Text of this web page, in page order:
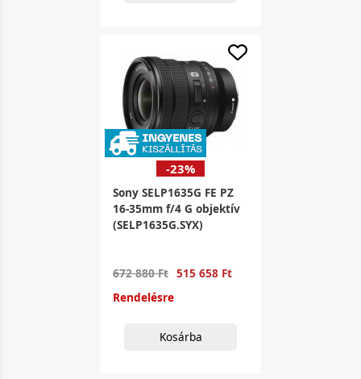
-23%
Sony SELP1635G FE PZ
16-35mm f/4 G objektív
(SELP1635G.SYX)
672 880 Ft 515 658 Ft
Rendelésre
Kosárba